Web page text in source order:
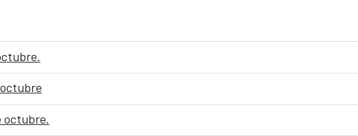
octubre
octubre.